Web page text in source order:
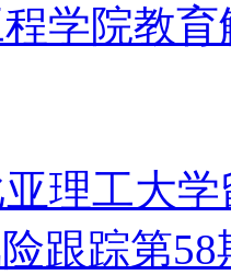
学院教育
理工大
跟踪第